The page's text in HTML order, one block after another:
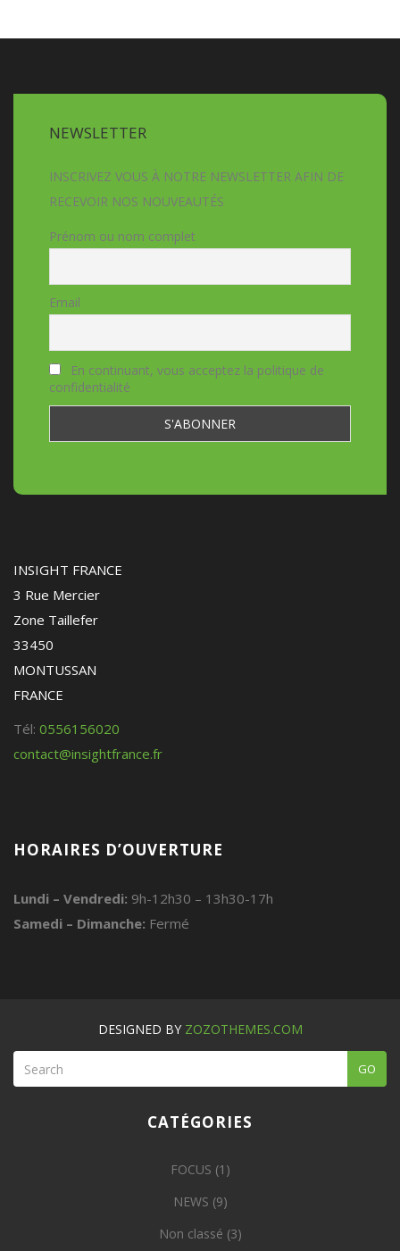
NEWSLETTER
INSCRIVEZ VOUS À NOTRE NEWSLETTER AFIN DE
RECEVOIR NOS NOUVEAUTÉS
Prénom ou nom complet
Email
En continuant, vous acceptez la politique de
confidentialité
INSIGHT FRANCE
3 Rue Mercier
Zone Taillefer
33450
MONTUSSAN
FRANCE
Tél: 0556156020
contact@insightfrance.fr
HORAIRES D’OUVERTURE
Lundi – Vendredi: 9h-12h30 – 13h30-17h
Samedi – Dimanche: Fermé
DESIGNED BY ZOZOTHEMES.COM
GO
CATÉGORIES
FOCUS (1)
NEWS (9)
Non classé (3)